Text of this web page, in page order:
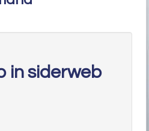
in siderweb